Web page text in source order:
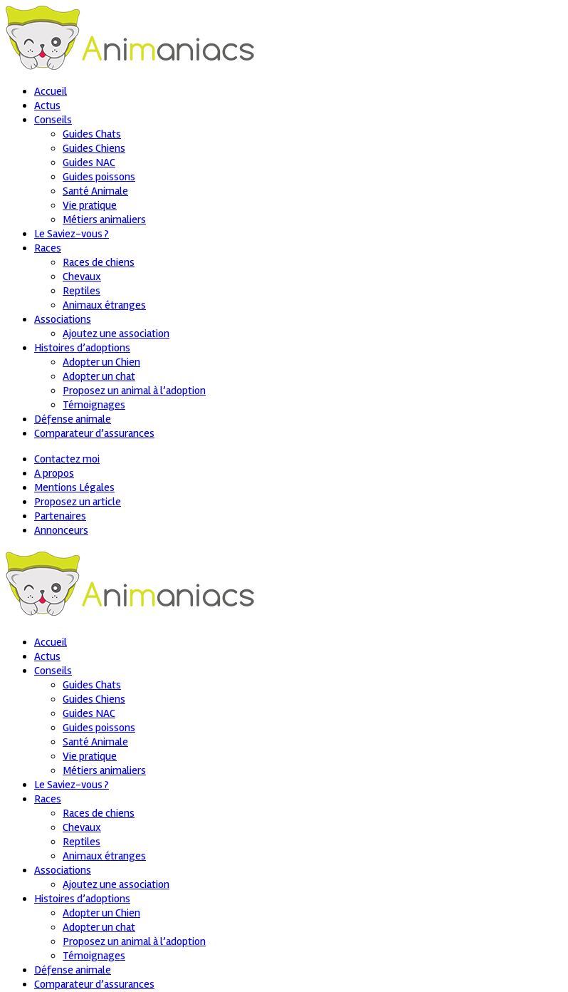
Accueil
Actus
Conseils
Guides Chats
Guides Chiens
Guides NAC
Guides poissons
Santé Animale
Vie pratique
Métiers animaliers
Le Saviez-vous ?
Races
Races de chiens
Chevaux
Reptiles
Animaux étranges
Associations
Ajoutez une association
Histoires d’adoptions
Adopter un Chien
Adopter un chat
Proposez un animal à l’adoption
Témoignages
Défense animale
Comparateur d’assurances
Contactez moi
A propos
Mentions Légales
Proposez un article
Partenaires
Annonceurs
Accueil
Actus
Conseils
Guides Chats
Guides Chiens
Guides NAC
Guides poissons
Santé Animale
Vie pratique
Métiers animaliers
Le Saviez-vous ?
Races
Races de chiens
Chevaux
Reptiles
Animaux étranges
Associations
Ajoutez une association
Histoires d’adoptions
Adopter un Chien
Adopter un chat
Proposez un animal à l’adoption
Témoignages
Défense animale
Comparateur d’assurances